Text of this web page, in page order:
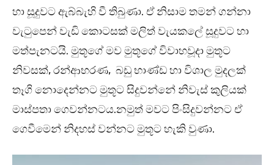
හා සූදුවට ඇබ්බැහි වී තිබුණා. ඒ නිසාම තමන් ගන්නා
වැටුපෙන් වැඩි කොටසක් මලිත් වැයකලේ සූදුවට හා
මත්පැනටයි. මුතූගේ මව මුතූගේ විවාහවූදා මුතූට
නිවසක්, රන්ආභරණ, බඩු භාණ්ඩ හා විශාල මුදලක්
තෑගි නොදෙන්නට මුතූට සිදුවන්නේ නිවැස් කුලියක්
මාස්පතා ගෙවන්නටය.නමුත් මවට පිංසිදුවන්නට ඒ
ගෙවීමෙන් නිදහස් වන්නට මුතූට හැකි වුණා.